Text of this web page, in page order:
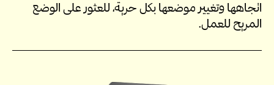
اتجاهها وتغيير موضعها بكل حرية، للعثور على الوضع
المريح للعمل.